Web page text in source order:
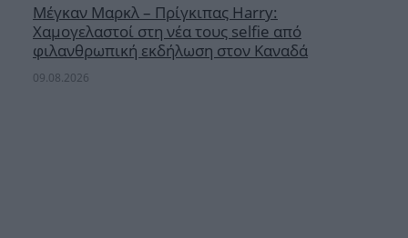
Μέγκαν Μαρκλ – Πρίγκιπας Harry:
Χαμογελαστοί στη νέα τους selfie από
φιλανθρωπική εκδήλωση στον Καναδά
09.08.2026